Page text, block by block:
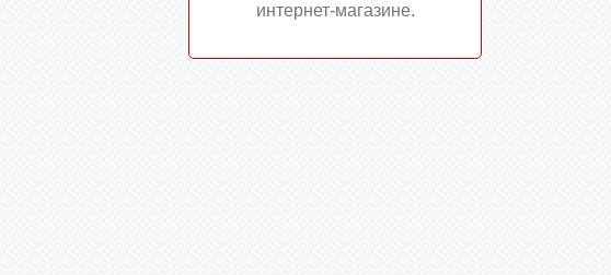
интернет-магазине.